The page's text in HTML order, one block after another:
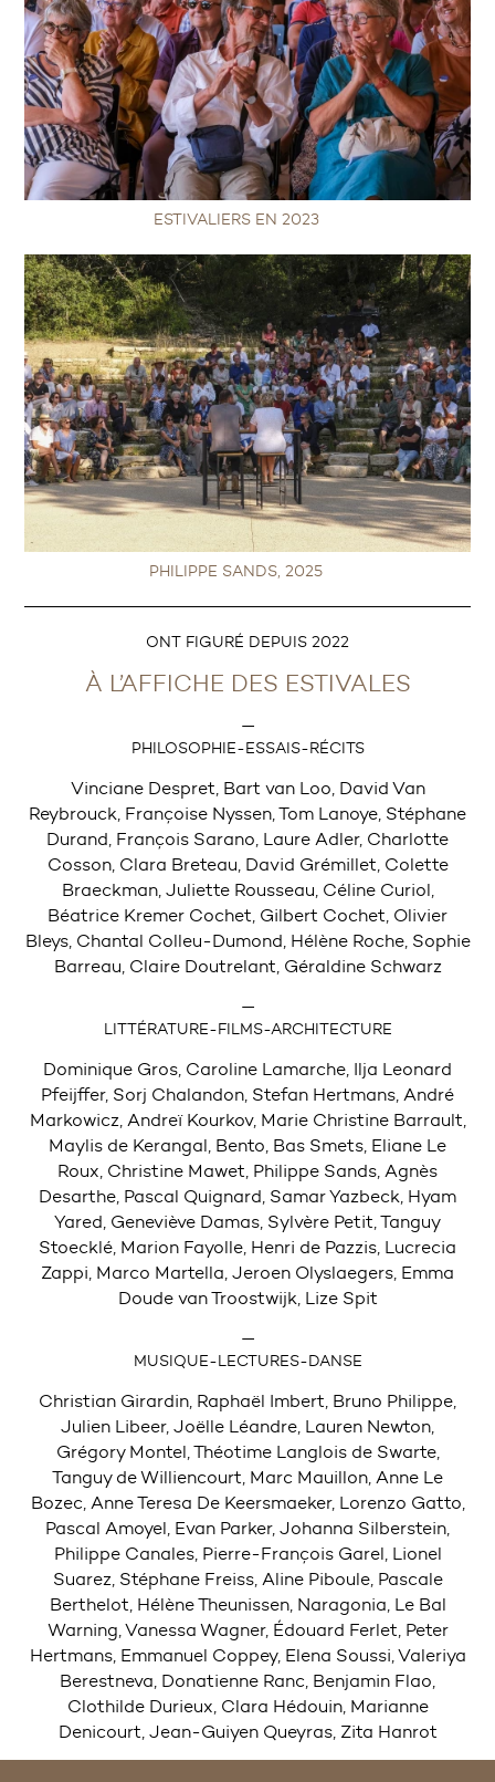
ESTIVALIERS EN 2023
PHILIPPE SANDS, 2025
ONT FIGURÉ DEPUIS 2022
À L’AFFICHE DES ESTIVALES
—
PHILOSOPHIE-ESSAIS-RÉCITS
Vinciane Despret, Bart van Loo, David Van
Reybrouck, Françoise Nyssen, Tom Lanoye, Stéphane
Durand, François Sarano, Laure Adler, Charlotte
Cosson, Clara Breteau, David Grémillet, Colette
Braeckman, Juliette Rousseau, Céline Curiol,
Béatrice Kremer Cochet, Gilbert Cochet, Olivier
Bleys, Chantal Colleu-Dumond, Hélène Roche, Sophie
Barreau, Claire Doutrelant, Géraldine Schwarz
—
LITTÉRATURE-FILMS-ARCHITECTURE
Dominique Gros, Caroline Lamarche, Ilja Leonard
Pfeijffer, Sorj Chalandon, Stefan Hertmans, André
Markowicz, Andreï Kourkov, Marie Christine Barrault,
Maylis de Kerangal, Bento, Bas Smets, Eliane Le
Roux, Christine Mawet, Philippe Sands, Agnès
Desarthe, Pascal Quignard, Samar Yazbeck, Hyam
Yared, Geneviève Damas, Sylvère Petit, Tanguy
Stoecklé, Marion Fayolle, Henri de Pazzis, Lucrecia
Zappi, Marco Martella, Jeroen Olyslaegers, Emma
Doude van Troostwijk, Lize Spit
—
MUSIQUE-LECTURES-DANSE
Christian Girardin, Raphaël Imbert, Bruno Philippe,
Julien Libeer, Joëlle Léandre, Lauren Newton,
Grégory Montel, Théotime Langlois de Swarte,
Tanguy de Williencourt, Marc Mauillon, Anne Le
Bozec, Anne Teresa De Keersmaeker, Lorenzo Gatto,
Pascal Amoyel, Evan Parker, Johanna Silberstein,
Philippe Canales, Pierre-François Garel, Lionel
Suarez, Stéphane Freiss, Aline Piboule, Pascale
Berthelot, Hélène Theunissen, Naragonia, Le Bal
Warning, Vanessa Wagner, Édouard Ferlet, Peter
Hertmans, Emmanuel Coppey, Elena Soussi, Valeriya
Berestneva, Donatienne Ranc, Benjamin Flao,
Clothilde Durieux, Clara Hédouin, Marianne
Denicourt, Jean-Guiyen Queyras, Zita Hanrot